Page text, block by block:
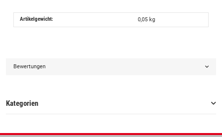
Artikelgewicht: 0,05 kg
Bewertungen
Kategorien